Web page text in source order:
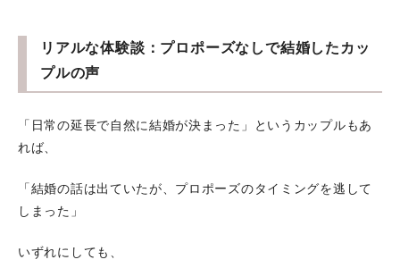
リアルな体験談：プロポーズなしで結婚したカッ
プルの声
「日常の延長で自然に結婚が決まった」というカップルもあ
れば、
「結婚の話は出ていたが、プロポーズのタイミングを逃して
しまった」
いずれにしても、